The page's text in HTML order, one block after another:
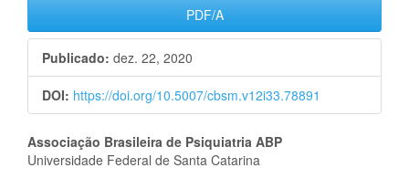
PDF/A
Publicado: dez. 22, 2020
DOI: https://doi.org/10.5007/cbsm.v12i33.78891
Conteúdo
Associação Brasileira de Psiquiatria ABP
Universidade Federal de Santa Catarina